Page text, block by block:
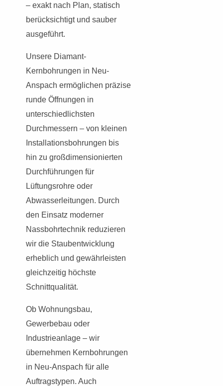
– exakt nach Plan, statisch
berücksichtigt und sauber
ausgeführt.
Unsere Diamant-
Kernbohrungen in Neu-
Anspach ermöglichen präzise
runde Öffnungen in
unterschiedlichsten
Durchmessern – von kleinen
Installationsbohrungen bis
hin zu großdimensionierten
Durchführungen für
Lüftungsrohre oder
Abwasserleitungen. Durch
den Einsatz moderner
Nassbohrtechnik reduzieren
wir die Staubentwicklung
erheblich und gewährleisten
gleichzeitig höchste
Schnittqualität.
Ob Wohnungsbau,
Gewerbebau oder
Industrieanlage – wir
übernehmen Kernbohrungen
in Neu-Anspach für alle
Auftragstypen. Auch